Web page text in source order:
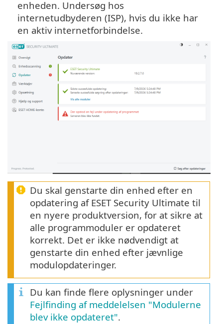
enheden. Undersøg hos
internetudbyderen (ISP), hvis du ikke har
en aktiv internetforbindelse.
Du skal genstarte din enhed efter en
opdatering af ESET Security Ultimate til
en nyere produktversion, for at sikre at
alle programmoduler er opdateret
korrekt. Det er ikke nødvendigt at
genstarte din enhed efter jævnlige
modulopdateringer.
Du kan finde flere oplysninger under
Fejlfinding af meddelelsen "Modulerne
blev ikke opdateret".